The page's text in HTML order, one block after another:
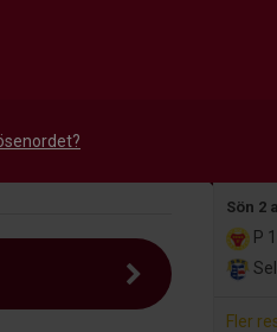
Alla
Sön 2
P
Fler